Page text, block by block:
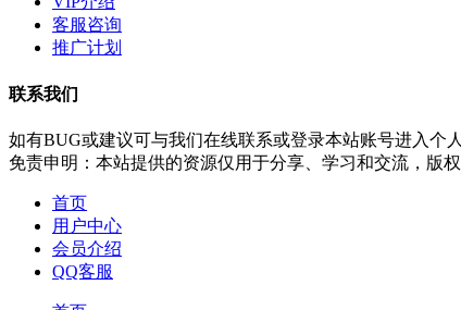
客服咨询
推广计划
联系我们
如有BUG或建议可与我们在线联系或登录本站账号进入个
免责申明：本站提供的资源仅用于分享、学习和交流，版
首页
用户中心
会员介绍
QQ客服